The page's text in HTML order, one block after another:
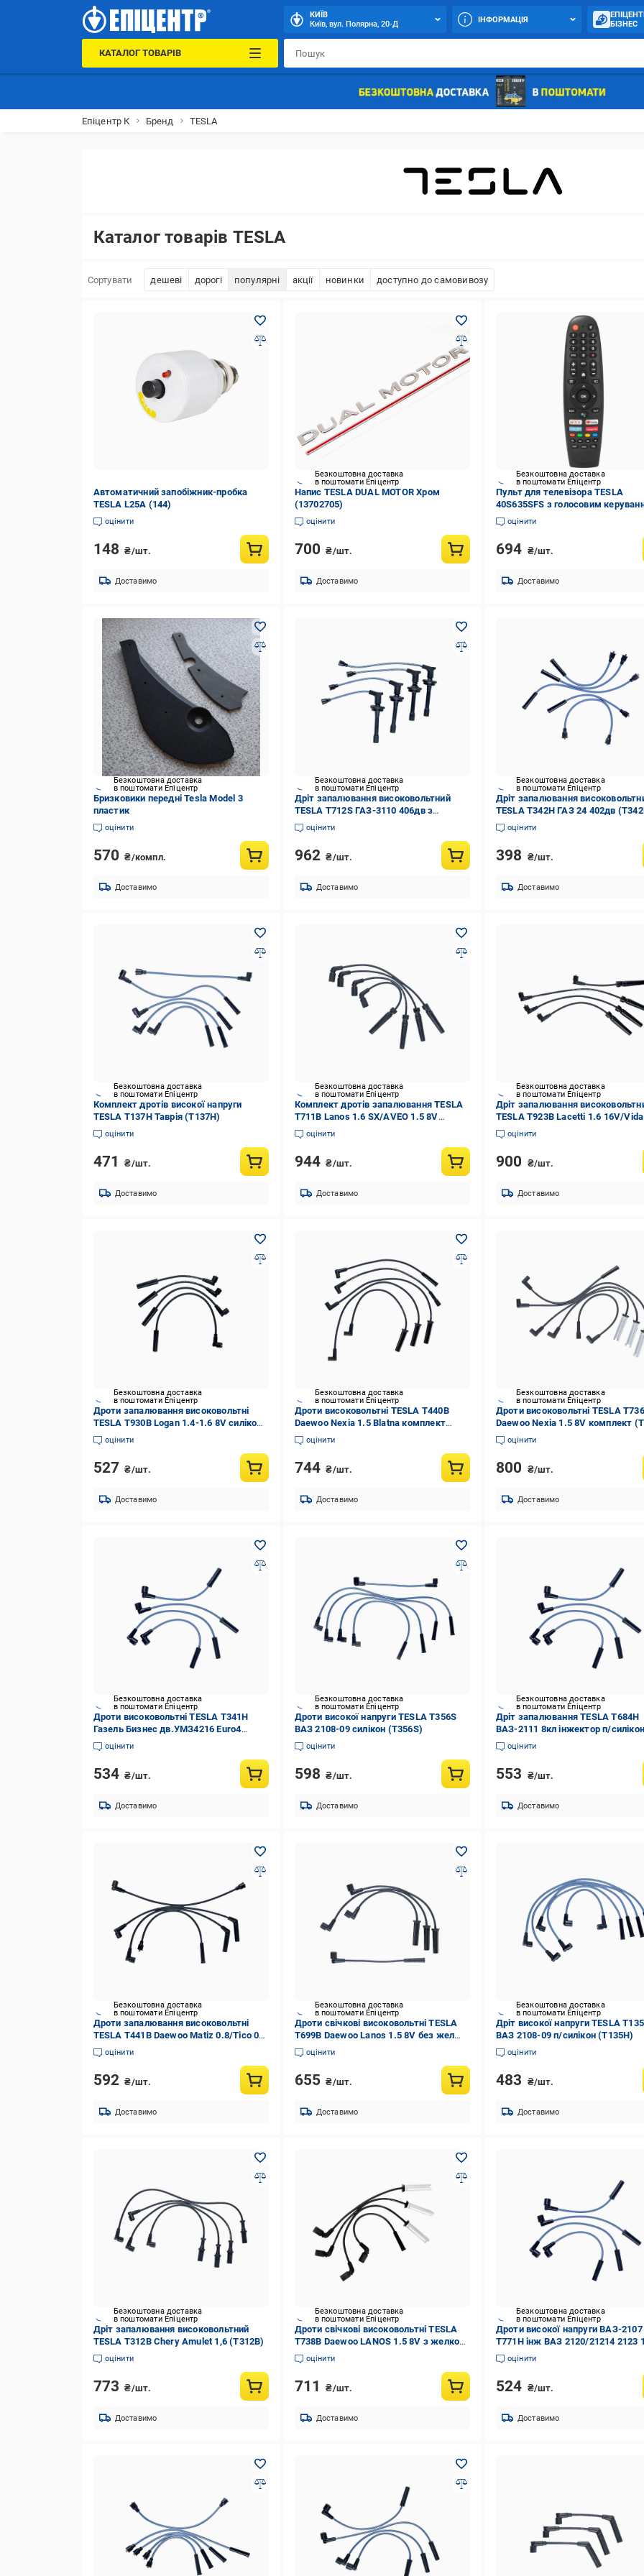
КИЇВ
Київ, вул. Полярна, 20-Д
ІНФОРМАЦІЯ
БІЗНЕС
КАТАЛОГ ТОВАРІВ
Епіцентр К Бренд TESLA
Каталог товарів TESLA
Сортувати дешеві дорогі популярні акції новинки доступно до самовивозу
Автоматичний запобіжник-пробка
TESLA L25A (144)
оцінити
148 ₴/шт.
Доставимо
Безкоштовна доставка
в поштомати Епіцентр
Напис TESLA DUAL MOTOR Хром
(13702705)
оцінити
700 ₴/шт.
Доставимо
Безкоштовна доставка
в поштомати Епіцентр
Пульт для телевізора TESLA
40S635SFS з голосовим
(5078)оцінити
694 ₴/шт.
Доставимо
Безкоштовна доставка
в поштомати Епіцентр
Бризковики передні Tesla Model 3
пластик
оцінити
570 ₴/компл.
Доставимо
Безкоштовна доставка
в поштомати Епіцентр
Дріт запалювання високовольтний
TESLA T712S ГАЗ-3110 406дв з
наконечник (T712S)
оцінити
962 ₴/шт.
Доставимо
Безкоштовна доставка
в поштомати Епіцентр
Дріт запалювання
TESLA T342H ГАЗ 24 402дв
оцінити
398 ₴/шт.
Доставимо
Безкоштовна доставка
в поштомати Епіцентр
Комплект дротів високої напруги
TESLA T137H Таврія (T137H)
оцінити
471 ₴/шт.
Доставимо
Безкоштовна доставка
в поштомати Епіцентр
Комплект дротів запалювання TESLA
T711B Lanos 1.6 SX/AVEO 1.5 8V
(T711B)
оцінити
944 ₴/шт.
Доставимо
Безкоштовна доставка
в поштомати Епіцентр
Дріт запалювання
TESLA T923B Lacetti 1.6 16V/
16V (T923B)
оцінити
900 ₴/шт.
Доставимо
Безкоштовна доставка
в поштомати Епіцентр
Дроти запалювання високовольтні
TESLA T930B Logan 1.4-1.6 8V силікон
(T930B)
оцінити
527 ₴/шт.
Доставимо
Безкоштовна доставка
в поштомати Епіцентр
Дроти високовольтні TESLA T440B
Daewoo Nexia 1.5 Blatna комплект
(T440B)
оцінити
744 ₴/шт.
Доставимо
Безкоштовна доставка
в поштомати Епіцентр
Дроти високовольтні TESLA
Daewoo Nexia 1.5 8V комплект
оцінити
800 ₴/шт.
Доставимо
Безкоштовна доставка
в поштомати Епіцентр
Дроти високовольтні TESLA T341H
Газель Бизнес дв.УМЗ4216 Euro4
(T341H)
оцінити
534 ₴/шт.
Доставимо
Безкоштовна доставка
в поштомати Епіцентр
Дроти високої напруги TESLA T356S
ВАЗ 2108-09 силікон (T356S)
оцінити
598 ₴/шт.
Доставимо
Безкоштовна доставка
в поштомати Епіцентр
Дріт запалювання TESLA T684H
ВАЗ-2111 8кл інжектор п/силікон
(T684H)
оцінити
553 ₴/шт.
Доставимо
Безкоштовна доставка
в поштомати Епіцентр
Дроти запалювання високовольтні
TESLA T441B Daewoo Matiz 0.8/Tico 0.8
4 проводи (T441B)
оцінити
592 ₴/шт.
Доставимо
Безкоштовна доставка
в поштомати Епіцентр
Дроти свічкові високовольтні TESLA
T699B Daewoo Lanos 1.5 8V без жел
(T699B)
оцінити
655 ₴/шт.
Доставимо
Безкоштовна доставка
в поштомати Епіцентр
Дріт високої напруги TESLA
ВАЗ 2108-09 п/силікон (T135H)
оцінити
483 ₴/шт.
Доставимо
Безкоштовна доставка
в поштомати Епіцентр
Дріт запалювання високовольтний
TESLA T312B Chery Amulet 1,6 (T312B)
оцінити
773 ₴/шт.
Доставимо
Безкоштовна доставка
в поштомати Епіцентр
Дроти свічкові високовольтні TESLA
T738B Daewoo LANOS 1.5 8V з желко
силікон/метал (T738B)
оцінити
711 ₴/шт.
Доставимо
Безкоштовна доставка
в поштомати Епіцентр
Дроти високої напруги ВАЗ-2107
T771H інж ВАЗ 2120/21214 2123
MP/Шевроле-Нива 1.7i (T771H)
оцінити
524 ₴/шт.
Доставимо